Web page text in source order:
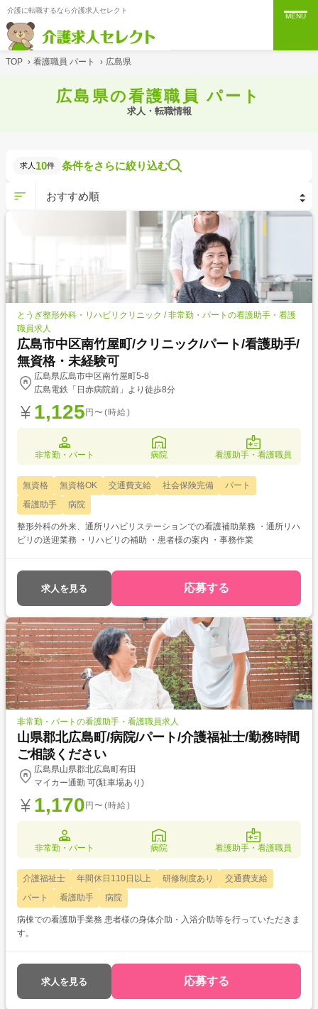
介護に転職するなら介護求人セレクト
MENU
TOP › 看護職員 パート › 広島県
広島県の看護職員 パート
求人・転職情報
求人 10件 条件をさらに絞り込む
とうぎ整形外科・リハビリクリニック / 非常勤・パートの看護助手・看護
職員求人
広島市中区南竹屋町/クリニック/パート/看護助手/
無資格・未経験可
広島県広島市中区南竹屋町5-8
広島電鉄「日赤病院前」より徒歩8分
1,125 円〜(時給)
非常勤・パート 病院 看護助手・看護職員
無資格 無資格OK 交通費支給 社会保険完備
パート
看護助手
病院
整形外科の外来、通所リハビリステーションでの看護補助業務 ・通所リハ
ビリの送迎業務 ・リハビリの補助 ・患者様の案内 ・事務作業
求人を見る 応募する
非常勤・パートの看護助手・看護職員求人
山県郡北広島町/病院/パート/介護福祉士/勤務時間
ご相談ください
広島県山県郡北広島町有田
マイカー通勤 可(駐車場あり)
1,170 円〜(時給)
非常勤・パート 病院 看護助手・看護職員
介護福祉士 年間休日110日以上 研修制度あり
交通費支給
パート
看護助手 病院
病棟での看護助手業務 患者様の身体介助・入浴介助等を行っていただきま
す。
求人を見る 応募する